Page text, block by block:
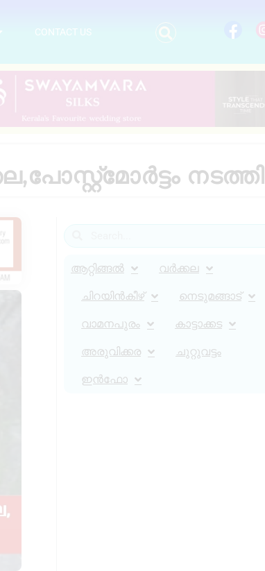
CONTACT US
നടത്തി
ആറ്റിങ്ങൽ വർക്കല
ചിറയിൻകീഴ് നെടുമങ്ങാട്
വാമനപുരം കാട്ടാക്കട
അരുവിക്കര ചുറ്റുവട്ടം
ഇൻഫോ